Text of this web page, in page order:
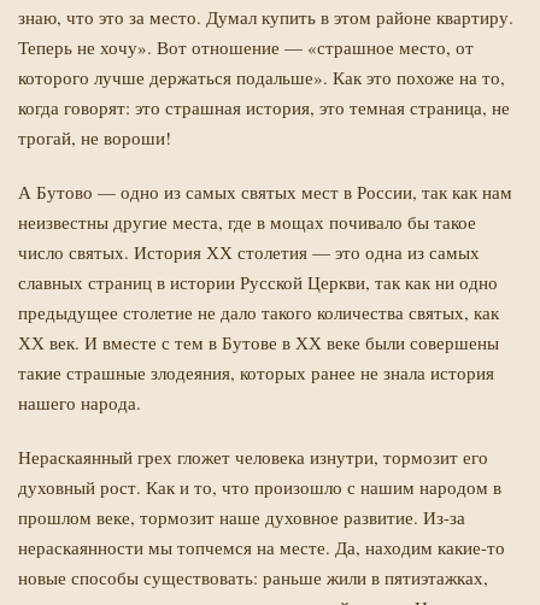
знаю, что это за место. Думал купить в этом районе квартиру.
Теперь не хочу». Вот отношение — «страшное место, от
которого лучше держаться подальше». Как это похоже на то,
когда говорят: это страшная история, это темная страница, не
трогай, не вороши!
А Бутово — одно из самых святых мест в России, так как нам
неизвестны другие места, где в мощах почивало бы такое
число святых. История ХХ столетия — это одна из самых
славных страниц в истории Русской Церкви, так как ни одно
предыдущее столетие не дало такого количества святых, как
ХХ век. И вместе с тем в Бутове в ХХ веке были совершены
такие страшные злодеяния, которых ранее не знала история
нашего народа.
Нераскаянный грех гложет человека изнутри, тормозит его
духовный рост. Как и то, что произошло с нашим народом в
прошлом веке, тормозит наше духовное развитие. Из-за
нераскаянности мы топчемся на месте. Да, находим какие-то
новые способы существовать: раньше жили в пятиэтажках,